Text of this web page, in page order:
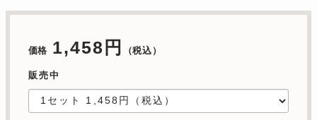
価格 1,458円 （税込）
販売中